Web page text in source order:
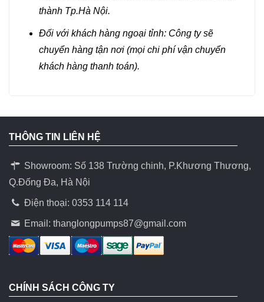
thành Tp.Hà Nội.
Đối với khách hàng ngoại tỉnh: Công ty sẽ
chuyển hàng tận nơi (mọi chi phí vận chuyển
khách hàng thanh toán).
THÔNG TIN LIÊN HỆ
Showroom: Số 138 Trường chinh, P.Khương Thương,
Q.Đống Đa, Hà Nội
Điện thoại: 0353 114 114
Email:thanglongpumps87@gmail.com
CHÍNH SÁCH CÔNG TY